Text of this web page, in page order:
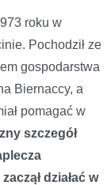
roku w
Pochodził ze
gospodarstwa
Biernaccy, a
pomagać w
szczegół
działać w